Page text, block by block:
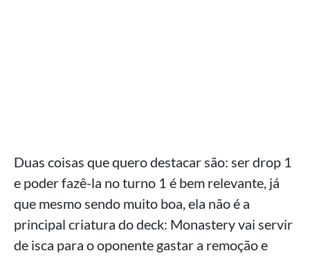
Duas coisas que quero destacar são: ser drop 1
e poder fazê-la no turno 1 é bem relevante, já
que mesmo sendo muito boa, ela não é a
principal criatura do deck: Monastery vai servir
de isca para o oponente gastar a remoção e